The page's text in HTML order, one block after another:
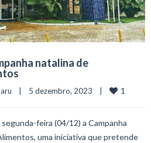
natalina de
    |    5 dezembro, 2023    |
1
feira (04/12) a Campanha
uma iniciativa que pretende